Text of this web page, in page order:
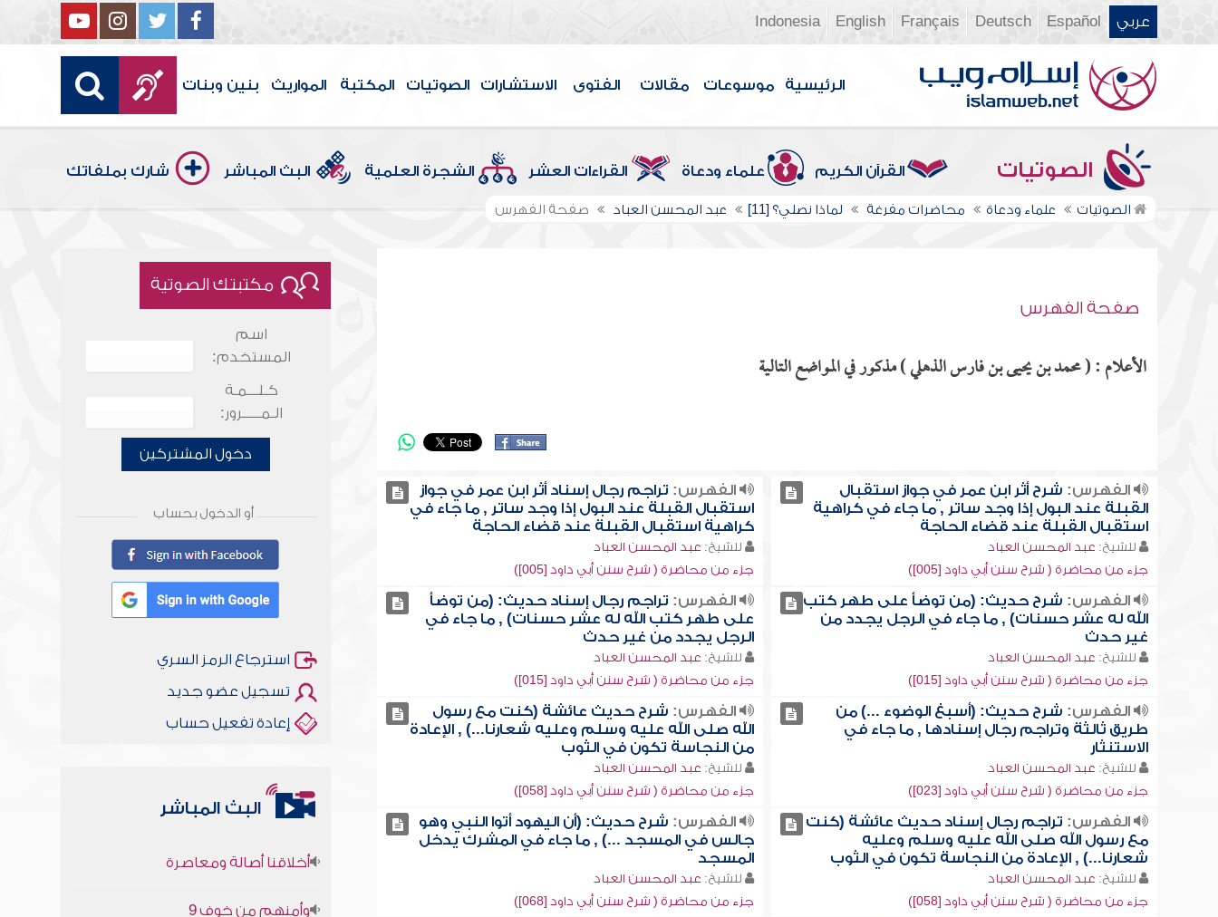
عربي Español
Deutsch
Français
English
Indonesia
الرئيسية موسوعات مقالات الفتوى الاستشارات الصوتيات المكتبة المواريث بنين وبنات
الصوتيات القرآن الكريم علماء ودعاة القراءات العشر الشجرة العلمية البث المباشر شارك بملفاتك
الصوتيات علماء ودعاة محاضرات مفرغة لماذا نصلي؟ [11] عبد المحسن العباد صفحة الفهرس
صفحة الفهرس
الأعلام : ( محمد بن يحيى بن فارس الذهلي ) مذكور في المواضع التالية
الفهرس: شرح أثر ابن عمر في جواز استقبال
القبلة عند البول إذا وجد ساتر , ما جاء في كراهية
استقبال القبلة عند قضاء الحاجة
للشيخ: عبد المحسن العباد
جزء من محاضرة ( شرح سنن أبي داود [005])
الفهرس: تراجم رجال إسناد أثر ابن عمر في جواز
استقبال القبلة عند البول إذا وجد ساتر , ما جاء في
كراهية استقبال القبلة عند قضاء الحاجة
للشيخ: عبد المحسن العباد
جزء من محاضرة ( شرح سنن أبي داود [005])
الفهرس: شرح حديث: (من توضأ على طهر كتب
الله له عشر حسنات) , ما جاء في الرجل يجدد من
غير حدث
للشيخ: عبد المحسن العباد
جزء من محاضرة ( شرح سنن أبي داود [015])
الفهرس: تراجم رجال إسناد حديث: (من توضأ
على طهر كتب الله له عشر حسنات) , ما جاء في
الرجل يجدد من غير حدث
للشيخ: عبد المحسن العباد
جزء من محاضرة ( شرح سنن أبي داود [015])
الفهرس: شرح حديث: (أسبغ الوضوء ...) من
طريق ثالثة وتراجم رجال إسنادها , ما جاء في
الاستنثار
للشيخ: عبد المحسن العباد
جزء من محاضرة ( شرح سنن أبي داود [023])
الفهرس: شرح حديث عائشة (كنت مع رسول
الله صلى الله عليه وسلم وعليه شعارنا...) , الإعادة
من النجاسة تكون في الثوب
للشيخ: عبد المحسن العباد
جزء من محاضرة ( شرح سنن أبي داود [058])
الفهرس: تراجم رجال إسناد حديث عائشة (كنت
مع رسول الله صلى الله عليه وسلم وعليه
شعارنا...) , الإعادة من النجاسة تكون في الثوب
للشيخ: عبد المحسن العباد
جزء من محاضرة ( شرح سنن أبي داود [058])
الفهرس: شرح حديث: (أن اليهود أتوا النبي وهو
جالس في المسجد ...) , ما جاء في المشرك يدخل
المسجد
للشيخ: عبد المحسن العباد
جزء من محاضرة ( شرح سنن أبي داود [068])
مكتبتك الصوتية
اسم
المستخدم:
كـلـــمـة
الـمـــــرور:
دخول المشتركين
أو الدخول بحساب
استرجاع الرمز السري
تسجيل عضو جديد
إعادة تفعيل حساب
البث المباشر